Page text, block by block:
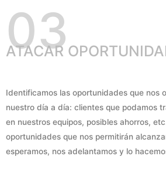
03
ATACAR
Identificamos las oportunidades que nos
nuestro día a día: clientes que podamos
en nuestros equipos, posibles ahorros,
oportunidades que nos permitirán
esperamos, nos adelantamos y lo